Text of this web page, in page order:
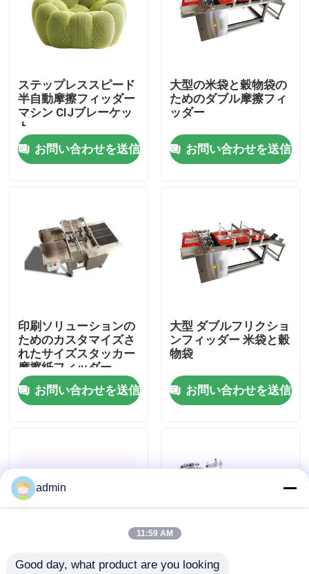
ビデオ
工場 ツアー
品質管理
ニュース
引金 を 求め て ください
ステップレススピード
半自動摩擦フィッダー
マシン CIJブレーケッ
ト
お問い合わせを送信
大型の米袋と穀物袋の
ためのダブル摩擦フィ
ッダー
お問い合わせを送信
印刷ソリューションの
ためのカスタマイズさ
れたサイズスタッカー
摩擦紙フィッダー
お問い合わせを送信
大型 ダブルフリクショ
ンフィッダー 米袋と穀
物袋
お問い合わせを送信
電子変数周波数摩擦フ ステップレススピード
admin
11:59 AM
Good day, what product are you looking